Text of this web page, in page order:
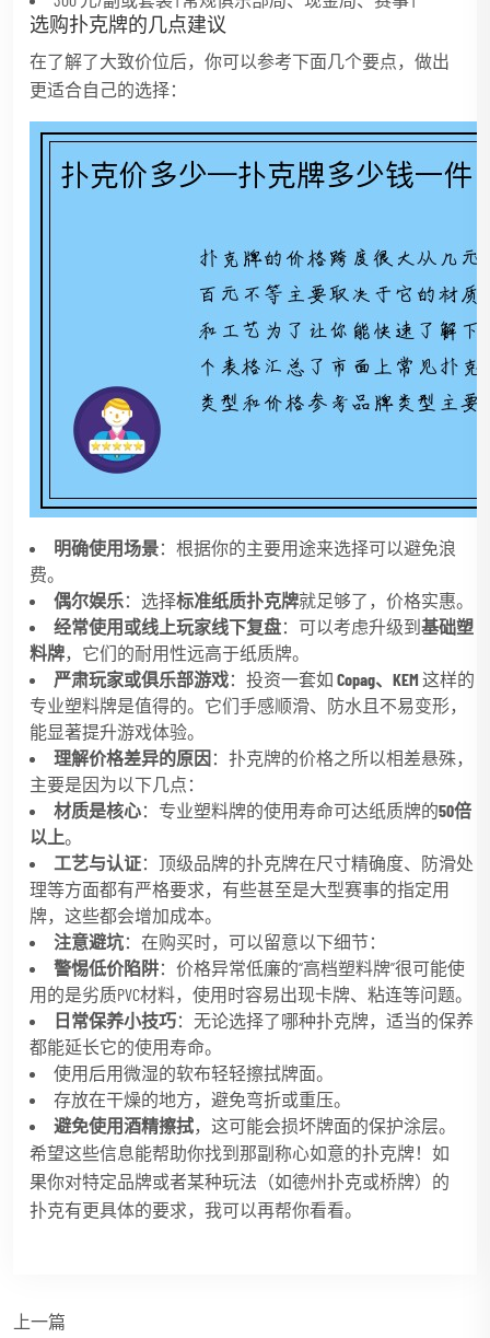
选购扑克牌的几点建议
在了解了大致价位后，你可以参考下面几个要点，做出
更适合自己的选择：
明确使用场景：根据你的主要用途来选择可以避免浪
费。
偶尔娱乐：选择标准纸质扑克牌就足够了，价格实惠。
经常使用或线上玩家线下复盘：可以考虑升级到基础塑
料牌，它们的耐用性远高于纸质牌。
严肃玩家或俱乐部游戏：投资一套如 Copag、KEM 这样的
专业塑料牌是值得的。它们手感顺滑、防水且不易变形，
能显著提升游戏体验。
理解价格差异的原因 ：扑克牌的价格之所以相差悬殊，
主要是因为以下几点：
材质是核心：专业塑料牌的使用寿命可达纸质牌的50倍
以上。
工艺与认证：顶级品牌的扑克牌在尺寸精确度、防滑处
理等方面都有严格要求，有些甚至是大型赛事的指定用
牌，这些都会增加成本。
注意避坑：在购买时，可以留意以下细节：
警惕低价陷阱：价格异常低廉的“高档塑料牌”很可能使
用的是劣质PVC材料，使用时容易出现卡牌、粘连等问题。
日常保养小技巧：无论选择了哪种扑克牌，适当的保养
都能延长它的使用寿命。
使用后用微湿的软布轻轻擦拭牌面。
存放在干燥的地方，避免弯折或重压。
避免使用酒精擦拭，这可能会损坏牌面的保护涂层。
希望这些信息能帮助你找到那副称心如意的扑克牌！如
果你对特定品牌或者某种玩法（如德州扑克或桥牌）的
扑克有更具体的要求，我可以再帮你看看。
上一篇